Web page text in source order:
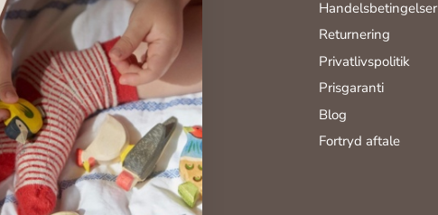
info@organicminds.dk
CVR: 31705908
Handelsbetingelser
Returnering
Privatlivspolitik
Prisgaranti
Blog
Fortryd aftale